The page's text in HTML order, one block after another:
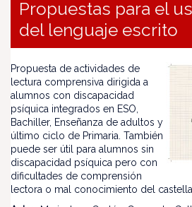
Propuestas para el
del lenguaje escrito
Propuesta de actividades de
lectura comprensiva dirigida a
alumnos con discapacidad
psíquica integrados en ESO,
Bachiller, Enseñanza de adultos y
último ciclo de Primaria. También
puede ser útil para alumnos sin
discapacidad psíquica pero con
dificultades de comprensión
lectora o mal conocimiento del